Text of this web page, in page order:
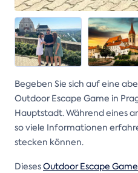
Begeben Sie sich auf eine
Outdoor Escape Game in
Hauptstadt. Während eines
so viele Informationen
stecken können.
DiesesOutdoor Escape Game